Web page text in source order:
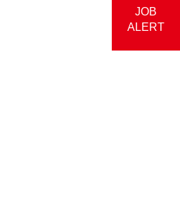
JOB
ALERT